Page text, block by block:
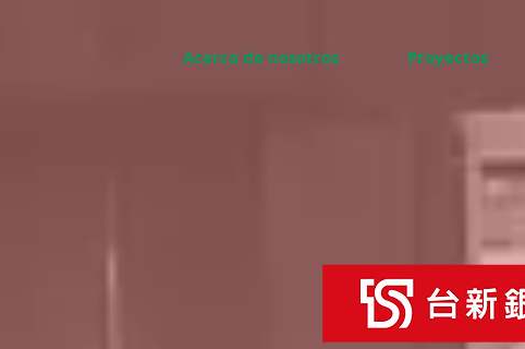
Acerca de nosotros Proyectos